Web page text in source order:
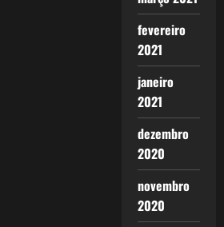
fevereiro
2021
janeiro
2021
dezembro
2020
novembro
2020